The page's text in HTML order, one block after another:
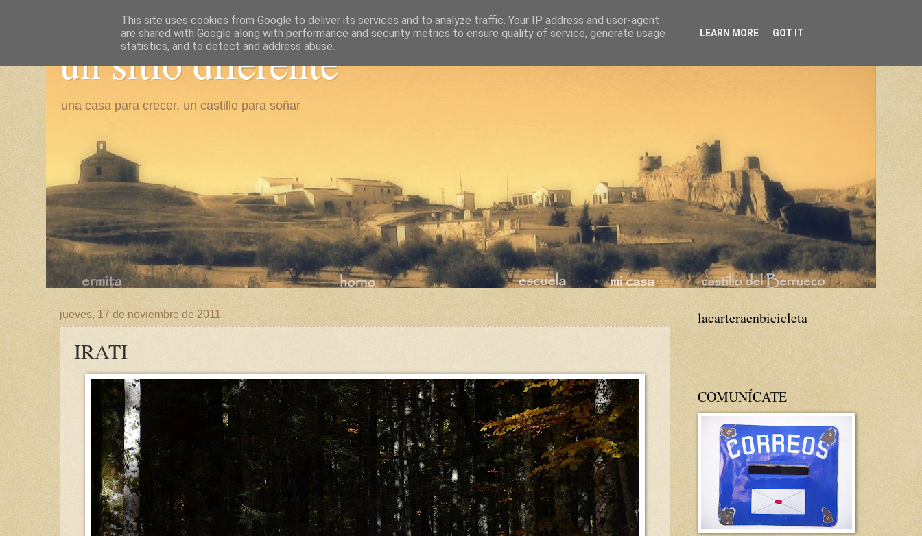
un sitio diferente
una casa para crecer, un castillo para soñar
jueves, 17 de noviembre de 2011
IRATI
lacarteraenbicicleta
COMUNÍCATE
This site uses cookies from Google to deliver its services and to analyze traffic. Your IP address and user-agent
are shared with Google along with performance and security metrics to ensure quality of service, generate usage
statistics, and to detect and address abuse.
LEARN MORE GOT IT